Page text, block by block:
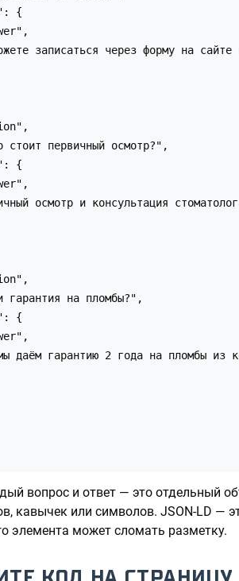
{
записаться через форму на
стоит первичный осмотр?",
{
осмотр и консультация
гарантия на пломбы?",
{
даём гарантию 2 года на пломбы из
вопрос и ответ — это отдельный
кавычек или символов. JSON-LD —
элемента может сломать разметку.